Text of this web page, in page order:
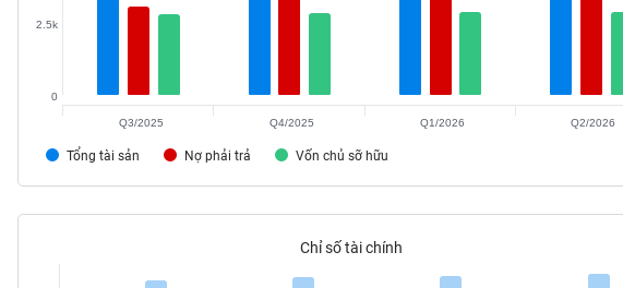
Tổng tài sản Nợ phải trả Vốn chủ sỡ hữu
0
2.5k
Q3/2025 Q4/2025 Q1/2026 Q2/2026
Chỉ số tài chính
TIÊU
THIẾT